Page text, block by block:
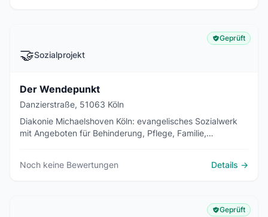
🤝Sozialprojekt
Geprüft
Der Wendepunkt
Danzierstraße, 51063 Köln
Diakonie Michaelshoven Köln: evangelisches Sozialwerk
mit Angeboten für Behinderung, Pflege, Familie,
Noch keine Bewertungen
Details →
Geprüft